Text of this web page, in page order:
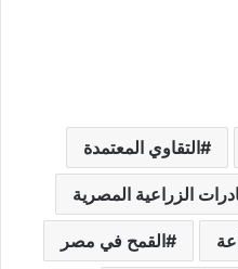
التقاوي المعتمدة
الزراعية المصرية
القمح في مصر